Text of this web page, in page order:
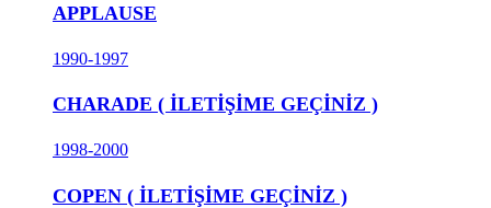
APPLAUSE
1990-1997
CHARADE ( İLETİŞİME GEÇİNİZ )
1998-2000
COPEN ( İLETİŞİME GEÇİNİZ )